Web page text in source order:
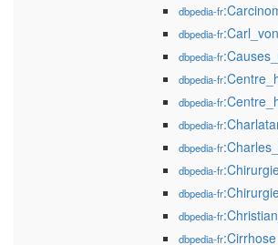
dbpedia-fr
dbpedia-fr
dbpedia-fr
dbpedia-fr
dbpedia-fr
dbpedia-fr
dbpedia-fr
dbpedia-fr
dbpedia-fr
dbpedia-fr
dbpedia-fr:Cirrhose